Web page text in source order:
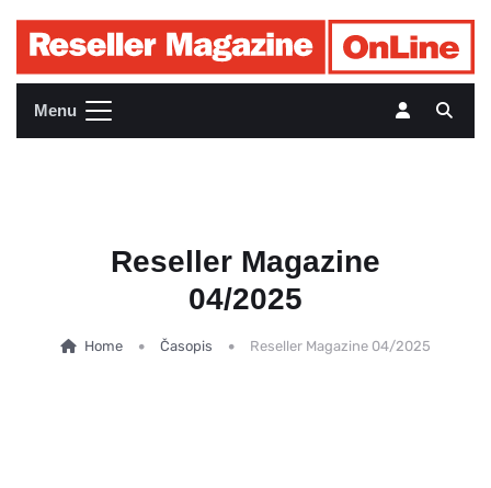
Menu
Reseller Magazine
04/2025
Home Časopis Reseller Magazine 04/2025